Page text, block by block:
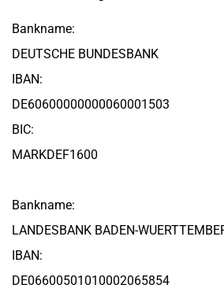
Bankname:
DEUTSCHE BUNDESBANK
IBAN:
DE60600000000060001503
BIC:
MARKDEF1600
Bankname:
LANDESBANK BADEN-
IBAN:
DE06600501010002065854